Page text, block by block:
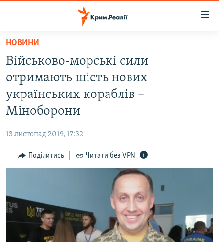
Перейти
основного
матеріалу
Перейти
до
основної
Перейти
пошуку
ВІДЕО ТА ФОТО
ПОЛІТИКА
ІНТЕРВ'Ю
ДЕПОРТАЦІЯ
ВІДЕОУРОКИ «ELIFBE»
ЯК ОБІЙТИ БЛОКУВАННЯ
Русский
НОВИНИ
Військово-морські сили
отримають шість нових
українських кораблів –
Міноборони
13 листопад 2019, 17:32
Поділитись Читати без VPN